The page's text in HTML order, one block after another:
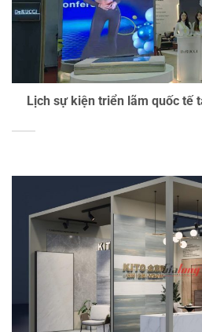
Lịch sự kiện triển lãm quốc tế